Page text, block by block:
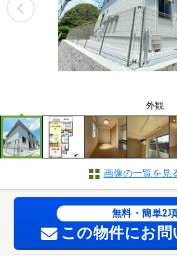
外観
画像の一覧を見
無料・簡単2
この物件にお